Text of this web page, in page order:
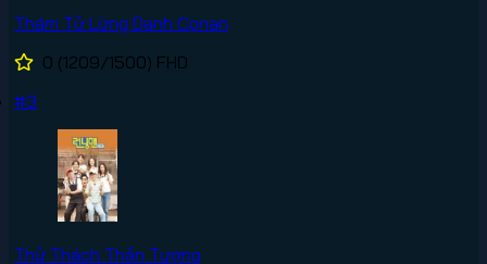
Thám Tử Lừng Danh Conan
0 (1209/1500) FHD
#3
Thử Thách Thần Tượng